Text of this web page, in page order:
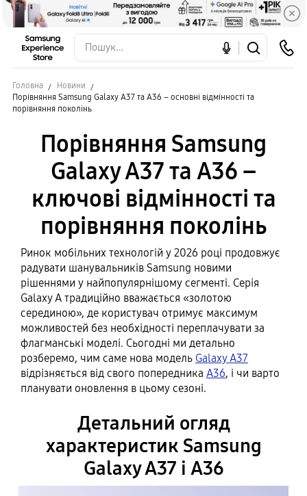
Головна
Новини
Порівняння Samsung Galaxy A37 та A36 – основні відмінності та
порівняння поколінь
Порівняння Samsung
Galaxy A37 та A36 –
ключові відмінності та
порівняння поколінь
Ринок мобільних технологій у 2026 році продовжує
радувати шанувальників Samsung новими
рішеннями у найпопулярнішому сегменті. Серія
Galaxy A традиційно вважається «золотою
серединою», де користувач отримує максимум
можливостей без необхідності переплачувати за
флагманські моделі. Сьогодні ми детально
розберемо, чим саме нова модель Galaxy A37
відрізняється від свого попередника A36, і чи варто
планувати оновлення в цьому сезоні.
Детальний огляд
характеристик Samsung
Galaxy A37 і A36